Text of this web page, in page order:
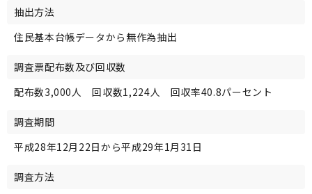
抽出方法
住民基本台帳データから無作為抽出
調査票配布数及び回収数
配布数3,000人 回収数1,224人 回収率40.8パーセント
調査期間
平成28年12月22日から平成29年1月31日
調査方法